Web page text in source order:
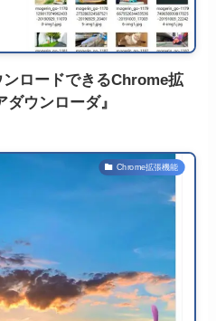
ロードできるChrome拡
ウンローダ』
Chrome拡張機能